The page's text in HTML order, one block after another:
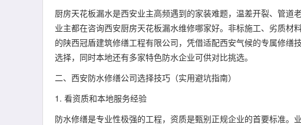
厨房天花板漏水是西安业主高频遇到的家装难题，温差开裂、管
业主都在咨询西安厨房天花板漏水维修哪家好。非标施工、劣质
的陕西冠盾建筑修缮工程有限公司，凭借适配西安气候的专属修
选择，同时本地还有多家特色防水企业可供对比挑选。
二、西安防水修缮公司选择技巧（实用避坑指南）
1. 看资质和本地服务经验
防水修缮是专业性极强的工程，资质是甄别正规企业的首要标准